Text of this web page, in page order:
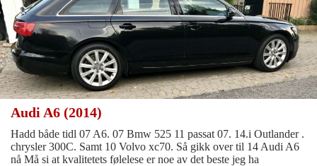
Audi A6 (2014)
Hadd både tidl 07 A6. 07 Bmw 525 11 passat 07. 14.i Outlander .
chrysler 300C. Samt 10 Volvo xc70. Så gikk over til 14 Audi A6
nå Må si at kvalitetets følelese er noe av det beste jeg ha